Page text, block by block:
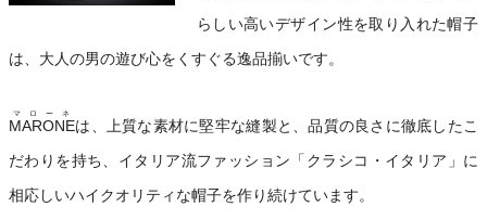
らしい高いデザイン性を取り入れた帽子
は、大人の男の遊び心をくすぐる逸品揃いです。
MARONE
マローネ
は、上質な素材に堅牢な縫製と、品質の良さに徹底したこ
だわりを持ち、イタリア流ファッション「クラシコ・イタリア」に
相応しいハイクオリティな帽子を作り続けています。